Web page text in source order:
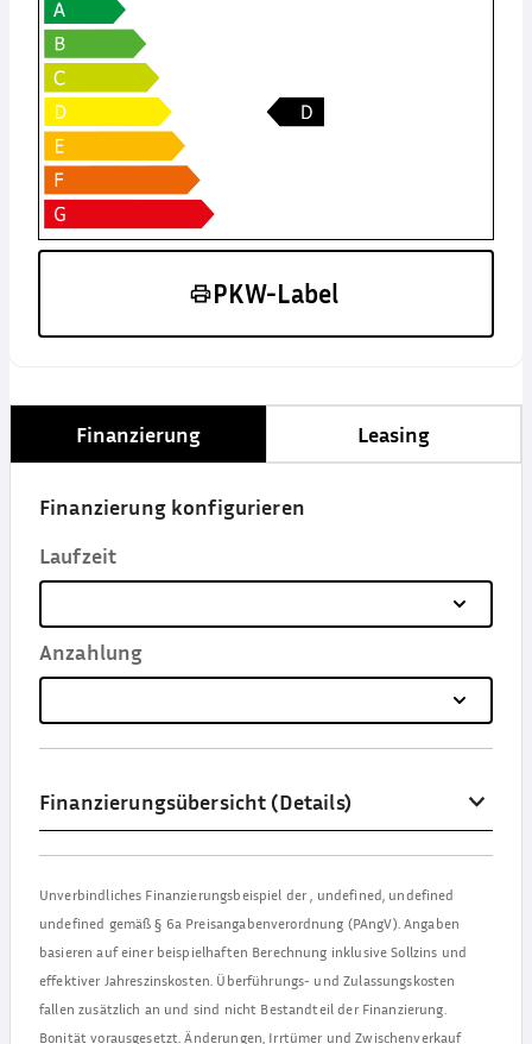
PKW-Label
Finanzierung Leasing
Finanzierung konfigurieren
Laufzeit
Anzahlung
Finanzierungsübersicht (Details)
Unverbindliches Finanzierungsbeispiel der, undefined, undefined
undefined gemäß § 6a Preisangabenverordnung (PAngV). Angaben
basieren auf einer beispielhaften Berechnung inklusive Sollzins und
effektiver Jahreszinskosten. Überführungs- und Zulassungskosten
fallen zusätzlich an und sind nicht Bestandteil der Finanzierung.
Bonität vorausgesetzt. Änderungen, Irrtümer und Zwischenverkauf